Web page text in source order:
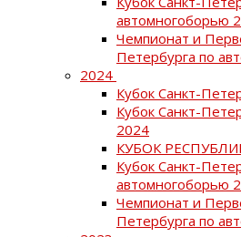
автомногоборью
Чемпионат и
Петербурга по
2024
Кубок Санкт-
Кубок Санкт-
2024
КУБОК
Кубок Санкт-
автомногоборью
Чемпионат и
Петербурга по